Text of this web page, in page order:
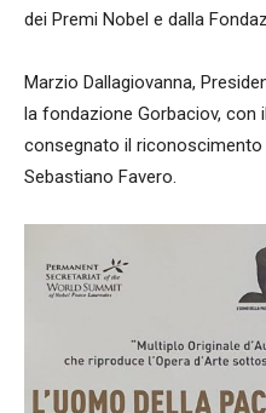
dei Premi Nobel e dalla
Marzio Dallagiovanna,
la fondazione Gorbaciov, con
consegnato il riconoscimento
Sebastiano Favero.